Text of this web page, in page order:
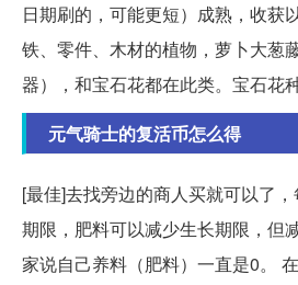
日期刷的，可能更短）成熟，收获
铁、零件、木材的植物，萝卜大葱
器），和宝石花都在此类。宝石花种
元气骑士的复活币怎么得
[最佳]去找旁边的商人买就可以了
期限，肥料可以减少生长期限，但
家说自己养料（肥料）一直是0。